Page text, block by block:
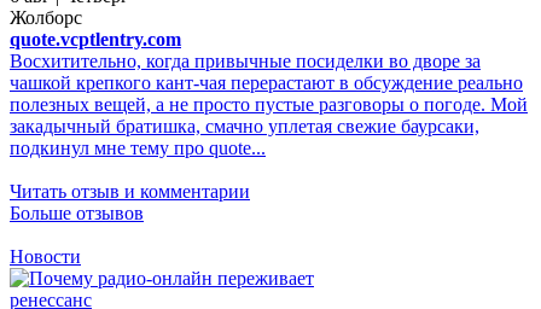
Жолборс
quote.vcptlentry.com
Восхитительно, когда привычные посиделки во дворе за
чашкой крепкого кант-чая перерастают в обсуждение реально
полезных вещей, а не просто пустые разговоры о погоде. Мой
закадычный братишка, смачно уплетая свежие баурсаки,
подкинул мне тему про quote...
Читать отзыв и комментарии
Больше отзывов
Новости